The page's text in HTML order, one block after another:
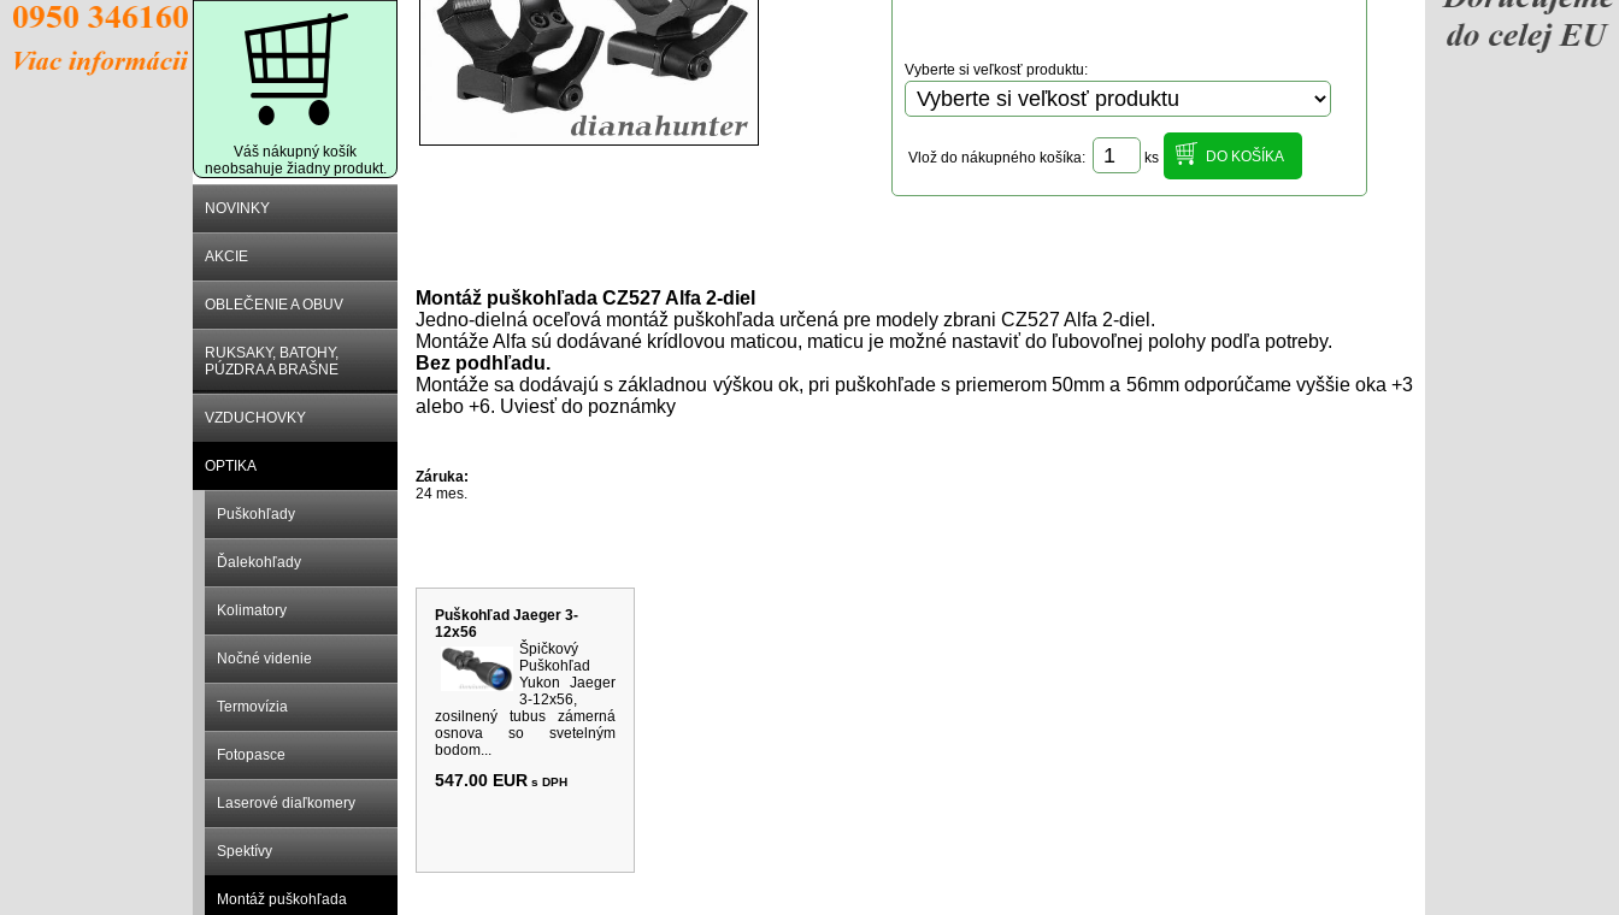
Váš nákupný košík
neobsahuje žiadny produkt.
NOVINKY
AKCIE
OBLEČENIE A OBUV
RUKSAKY, BATOHY,
PÚZDRA A BRAŠNE
VZDUCHOVKY
OPTIKA
Puškohľady
Ďalekohľady
Kolimatory
Nočné videnie
Termovízia
Fotopasce
Laserové diaľkomery
Spektívy
Montáž puškohľada
Vyberte si veľkosť produktu:
Vlož do nákupného košíka: ks
Montáž puškohľada CZ527 Alfa 2-diel
Jedno-dielná oceľová montáž puškohľada určená pre modely zbrani CZ527 Alfa 2-diel.
Montáže Alfa sú dodávané krídlovou maticou, maticu je možné nastaviť do ľubovoľnej polohy podľa potreby.
Bez podhľadu.
Montáže sa dodávajú s základnou výškou ok, pri puškohľade s priemerom 50mm a 56mm odporúčame vyššie oka +3
alebo +6. Uviesť do poznámky
Záruka:
24 mes.
Puškohľad Jaeger 3-
12x56
Špičkový
Puškohľad
Yukon Jaeger
3-12x56,
zosilnený tubus zámerná
osnova so svetelným
bodom...
547.00 EUR s DPH